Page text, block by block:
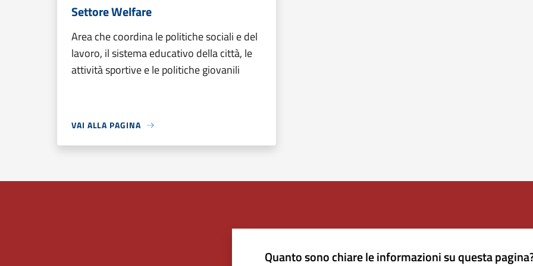
Settore Welfare
Area che coordina le politiche sociali e del
lavoro, il sistema educativo della città, le
attività sportive e le politiche giovanili
VAI ALLA PAGINA
Quanto sono chiare le informazioni su questa